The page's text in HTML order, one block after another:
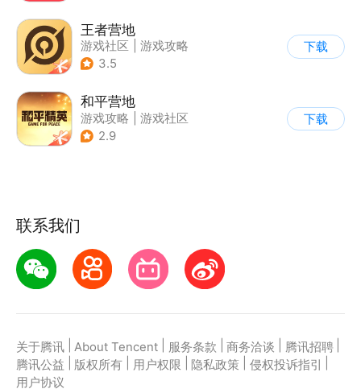
王者营地
游戏社区
游戏攻略
3.5
下载
和平营地
游戏攻略
游戏社区
2.9
下载
联系我们
关于腾讯 About Tencent 服务条款 商务洽谈 腾讯招聘
腾讯公益
版权所有 用户权限 隐私政策 侵权投诉指引
用户协议